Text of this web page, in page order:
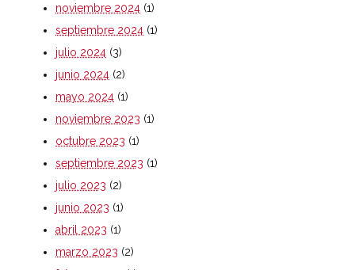
noviembre 2024 (1)
septiembre 2024 (1)
julio 2024 (3)
junio 2024 (2)
mayo 2024 (1)
noviembre 2023 (1)
octubre 2023 (1)
septiembre 2023 (1)
julio 2023 (2)
junio 2023 (1)
abril 2023 (1)
marzo 2023 (2)